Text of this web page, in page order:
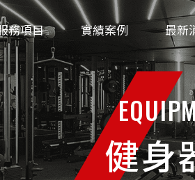
務項目 實績案例 最新
健身